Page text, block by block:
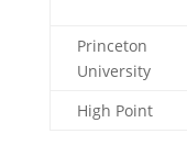
Princeton
University
High Point